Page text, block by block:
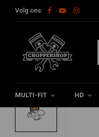
Volg ons:
MULTI-FIT HD
Home HD Harley
BURLY
96-05 Dyna